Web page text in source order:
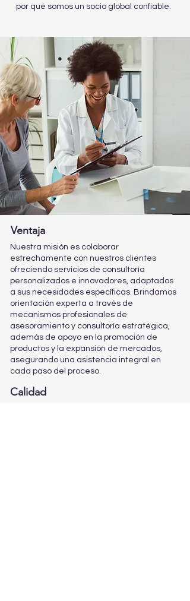
por qué somos un socio global confiable.
Ventaja
Nuestra misión es colaborar
estrechamente con nuestros clientes
ofreciendo servicios de consultoría
personalizados e innovadores, adaptados
a sus necesidades específicas. Brindamos
orientación experta a través de
mecanismos profesionales de
asesoramiento y consultoría estratégica,
además de apoyo en la promoción de
productos y la expansión de mercados,
asegurando una asistencia integral en
cada paso del proceso.
Calidad